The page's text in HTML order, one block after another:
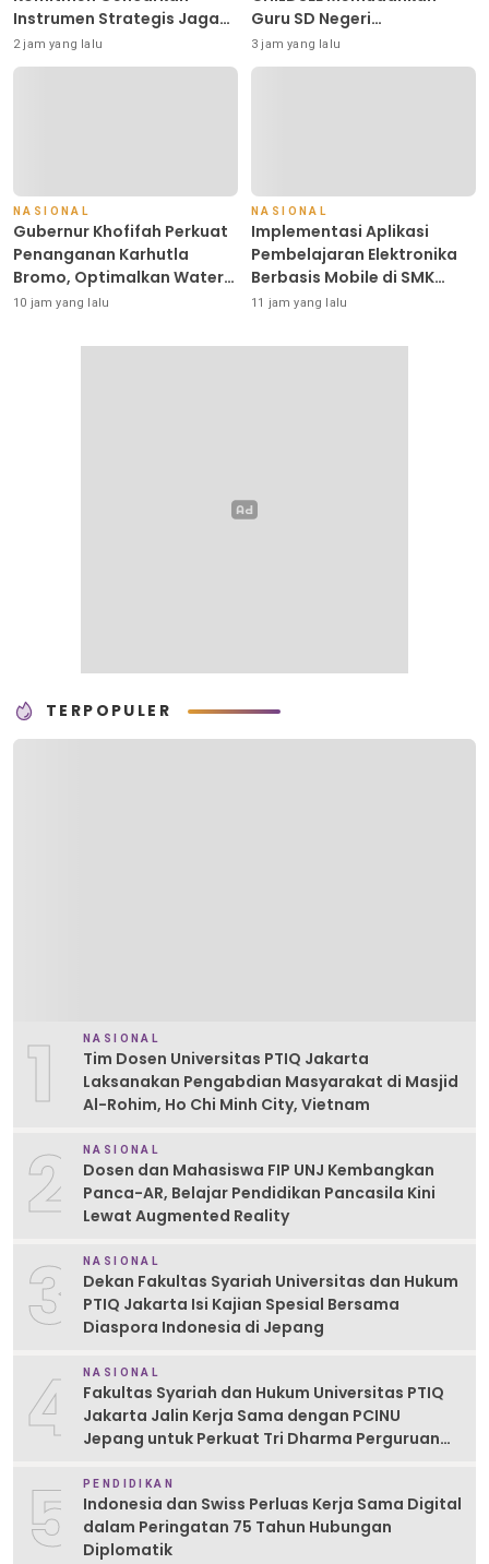
Instrumen Strategis Jaga
Daya Beli di Tengah
Dinamika Harga Pangan,
2 jam yang lalu
Guru SD Negeri
Bantargebang III dalam
Identifikasi Anak
3 jam yang lalu
NASIONAL
Gubernur Khofifah Perkuat
Penanganan Karhutla
Bromo, Optimalkan Water
Bombing, Drone dan
10 jam yang lalu
NASIONAL
Implementasi Aplikasi
Pembelajaran Elektronika
Berbasis Mobile di SMK
Negeri 10 Kota Bekasi,
Inovasi Pembelajaran
11 jam yang lalu
TERPOPULER
1 NASIONAL
Tim Dosen Universitas PTIQ Jakarta
Laksanakan Pengabdian Masyarakat di Masjid
Al-Rohim, Ho Chi Minh City, Vietnam
2 NASIONAL
Dosen dan Mahasiswa FIP UNJ Kembangkan
Panca-AR, Belajar Pendidikan Pancasila Kini
Lewat Augmented Reality
3 NASIONAL
Dekan Fakultas Syariah Universitas dan Hukum
PTIQ Jakarta Isi Kajian Spesial Bersama
Diaspora Indonesia di Jepang
4 NASIONAL
Fakultas Syariah dan Hukum Universitas PTIQ
Jakarta Jalin Kerja Sama dengan PCINU
Jepang untuk Perkuat Tri Dharma Perguruan
5 PENDIDIKAN
Indonesia dan Swiss Perluas Kerja Sama Digital
dalam Peringatan 75 Tahun Hubungan
Diplomatik